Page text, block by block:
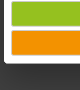
Site